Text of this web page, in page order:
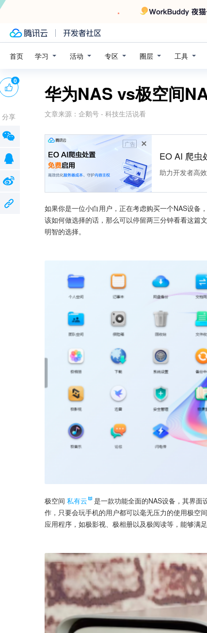
首页 学习 活动 专区 圈层 工具
华为NAS vs极空间
文章来源： 企鹅号 - 科技生活说看
广告
EO AI 爬虫
助力开发者高
如果你是一位小白用户，正在考虑购买一个NAS设备
该如何做选择的话，那么可以停留两三分钟看看这篇
明智的选择。
极空间 私有云
是一款功能全面的NAS设备，其界
作，只要会玩手机的用户都可以毫无压力的使用极空
应用程序，如极影视、极相册以及极阅读等，能够满
0
分享